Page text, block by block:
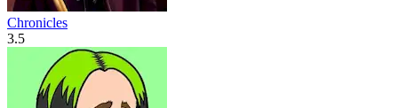
Chronicles
3.5